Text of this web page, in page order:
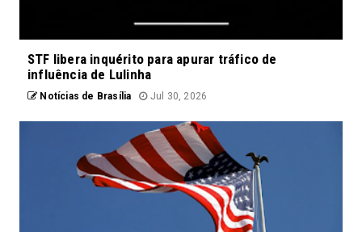
STF libera inquérito para apurar tráfico de
influência de Lulinha
Notícias de Brasília Jul 30, 2026